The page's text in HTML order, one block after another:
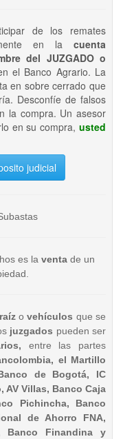
de los remates
en la cuenta
del JUZGADO o
el Banco Agrario. La
en sobre cerrado que
Desconfíe de falsos
la compra. Un asesor
en su compra, usted
judicial
es la ventade un
o vehículos que se
juzgados pueden ser
entre las partes
el Martillo
de Bogotá, IC
AV Villas, Banco Caja
Pichincha, Banco
de Ahorro FNA,
Banco Finandina y